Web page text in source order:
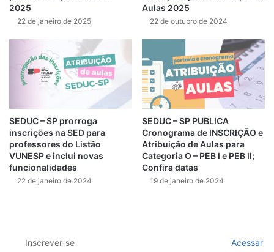
2025
22 de janeiro de 2025
Aulas 2025
22 de outubro de 2024
SEDUC – SP prorroga
inscrições na SED para
professores do Listão
VUNESP e inclui novas
funcionalidades
22 de janeiro de 2024
SEDUC – SP PUBLICA
Cronograma de INSCRIÇÃO e
Atribuição de Aulas para
Categoria O – PEB I e PEB II;
Confira datas
19 de janeiro de 2024
Inscrever-se Acessar